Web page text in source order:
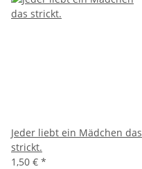
Jeder liebt ein Mädchen das
strickt.
1,50 € *